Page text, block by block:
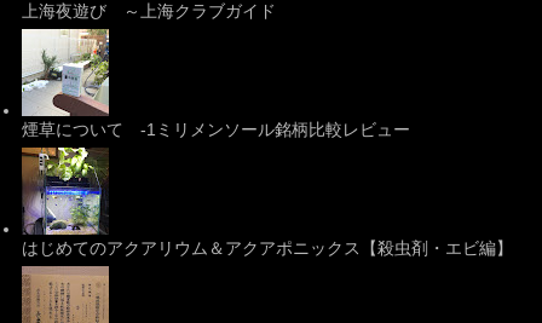
上海夜遊び ～上海クラブガイド
煙草について -1ミリメンソール銘柄比較レビュー
はじめてのアクアリウム＆アクアポニックス【殺虫剤・エビ編】